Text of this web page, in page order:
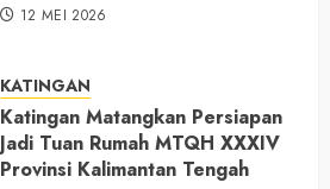
12 MEI 2026
KATINGAN
Katingan Matangkan Persiapan
Jadi Tuan Rumah MTQH XXXIV
Provinsi Kalimantan Tengah